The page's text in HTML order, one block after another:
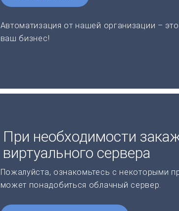
Автоматизация от нашей организации –
ваш бизнес!
При необходимости
виртуального сервера
Пожалуйста, ознакомьтесь с некоторыми
может понадобиться облачный сервер.